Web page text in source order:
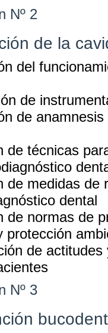
Nº 2
de la
del
de
de
de técnicas
de medidas de
dental
de normas de
protección
de actitudes
Nº 3